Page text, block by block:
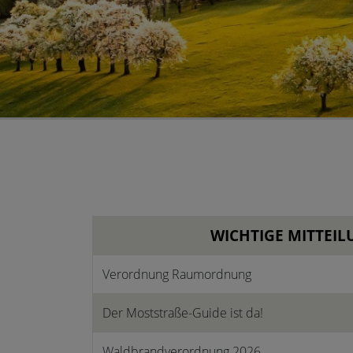
WICHTIGE
Verordnung Raumordnung
Der Moststraße-Guide ist da!